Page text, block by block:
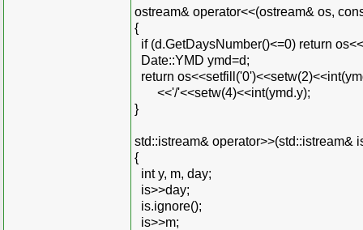
ostream& operator<<(ostream& os,
{
if (d.GetDaysNumber()<=0) return
Date::YMD ymd=d;
return
<<'/'<<setw(4)<<int(ymd.y);
}
std::istream& operator>>(std::istream&
{
int y, m, day;
is>>day;
is.ignore();
is>>m;